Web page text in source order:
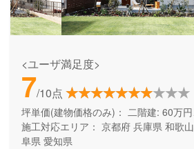
<ユーザ満足度>
7/10点
坪単価(建物価格のみ)： 二階建: 60万
施工対応エリア： 京都府 兵庫県 和歌
阜県 愛知県